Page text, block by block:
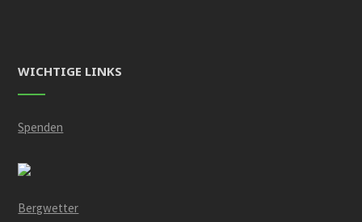
WICHTIGE LINKS
Spenden
Bergwetter